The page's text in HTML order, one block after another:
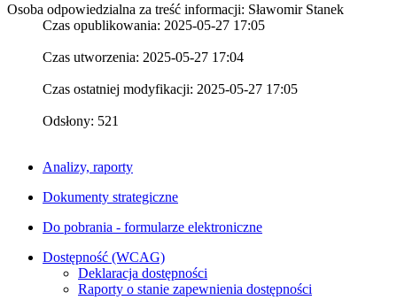
Osoba odpowiedzialna za treść informacji: Sławomir Stanek
Czas opublikowania: 2025-05-27 17:05
Czas utworzenia: 2025-05-27 17:04
Czas ostatniej modyfikacji: 2025-05-27 17:05
Odsłony: 521
Analizy, raporty
Dokumenty strategiczne
Do pobrania - formularze elektroniczne
Dostępność (WCAG)
Deklaracja dostępności
Raporty o stanie zapewnienia dostępności